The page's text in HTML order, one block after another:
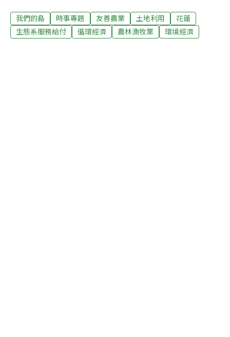
巡田，想在田間產生一些嚇阻效果。人狗在田間走，反而
常被環頸雉，突然一個飛衝出來嚇一大跳。不過柯春伎仍
我們的島 時事專題 友善農業 土地利用
花蓮
生態系服務給付
循環經濟 農林漁牧業 環境經濟